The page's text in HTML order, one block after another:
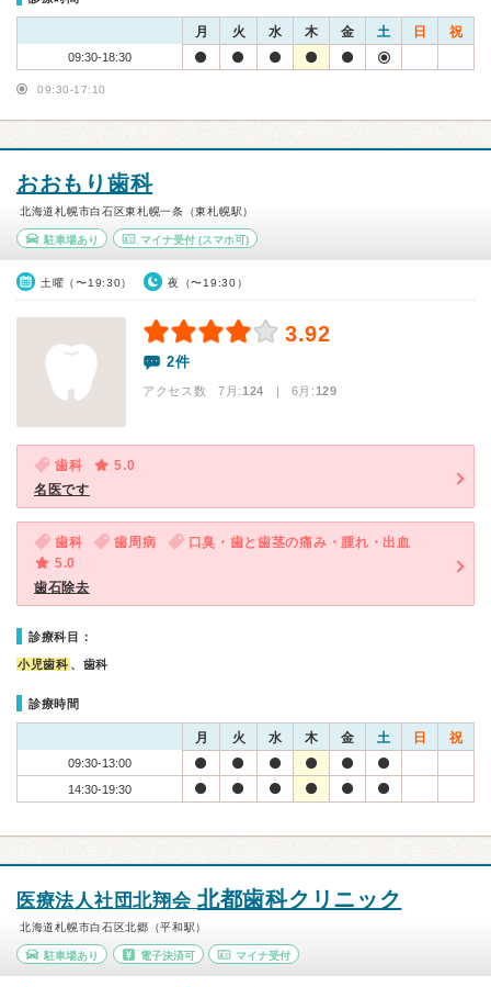
月 火 水 木 金 土 日 祝
09:30-18:30
09:30-17:10
おおもり歯科
北海道札幌市白石区東札幌一条（東札幌駅）
駐車場あり マイナ受付(スマホ可)
土曜（〜19:30） 夜（〜19:30）
3.92
2件
アクセス数 7月:124 | 6月:129
歯科
5.0
名医です
歯科 歯周病
口臭・歯と歯茎の痛み・腫れ・出血
5.0
歯石除去
診療科目：
小児歯科 、歯科
診療時間
月 火 水 木 金 土 日 祝
09:30-13:00
14:30-19:30
医療法人社団北翔会 北都歯科クリニック
北海道札幌市白石区北郷（平和駅）
駐車場あり 電子決済可 マイナ受付